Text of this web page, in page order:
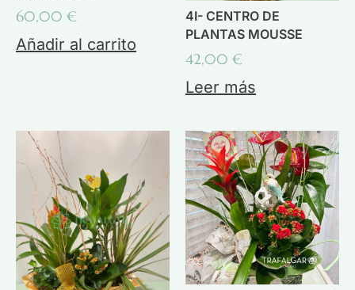
60,00 €
Añadir al carrito
4I- CENTRO DE
PLANTAS MOUSSE
42,00 €
Leer más